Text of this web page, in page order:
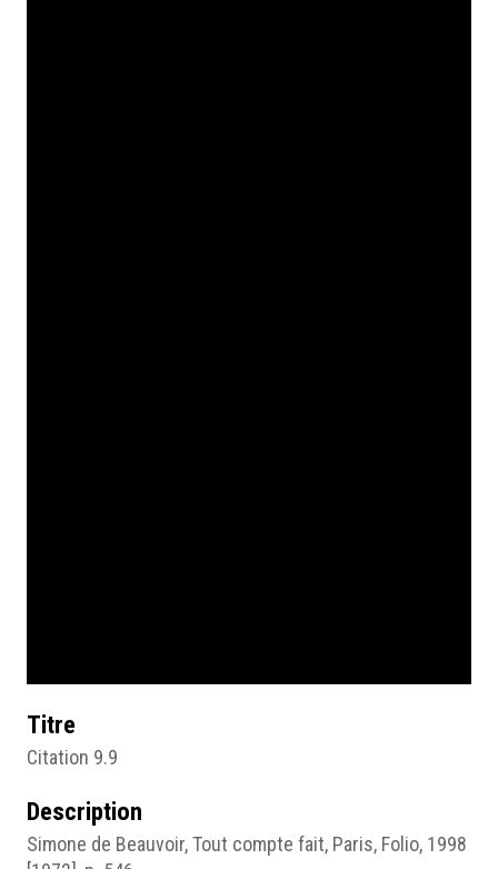
Titre
Citation 9.9
Description
Simone de Beauvoir, Tout compte fait, Paris, Folio, 1998